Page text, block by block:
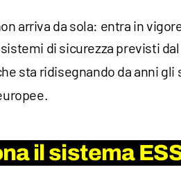
arriva da sola: entra in
di sicurezza previsti dal
sta ridisegnando da anni gli
il sistema